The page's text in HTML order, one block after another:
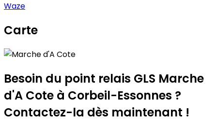
Waze
Carte
+
−
Besoin du point relais GLS Marche
d'A Cote à Corbeil-Essonnes ?
Contactez-la dès maintenant !